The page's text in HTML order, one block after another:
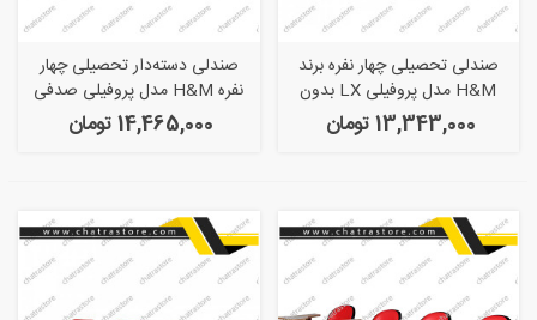
صندلی تحصیلی چهار نفره برند
H&M مدل پروفیلی LX بدون
سبد
13,343,000 تومان
صندلی دسته‌دار تحصیلی چهار
نفره H&M مدل پروفیلی صدفی
بدون سبد
14,465,000 تومان